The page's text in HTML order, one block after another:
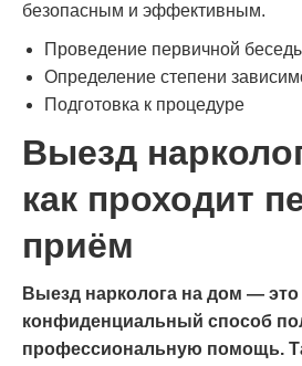
безопасным и эффективным.
Проведение первичной
Определение степени
Подготовка к процедуре
Выезд
как проходит
приём
Выезд нарколога на дом —
конфиденциальный способ
профессиональную помощь.